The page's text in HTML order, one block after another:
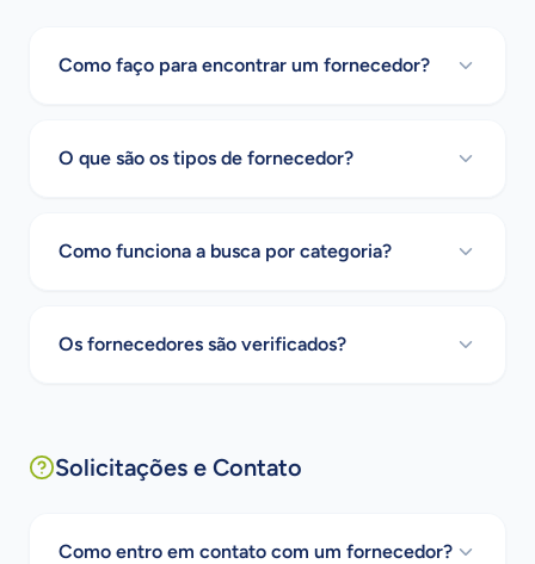
Como faço para encontrar um fornecedor?
O que são os tipos de fornecedor?
Como funciona a busca por categoria?
Os fornecedores são verificados?
Solicitações e Contato
Como entro em contato com um fornecedor?